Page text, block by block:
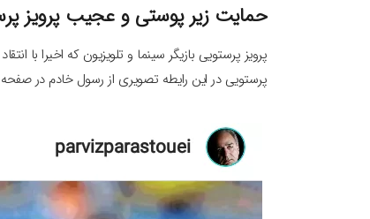
حمایت زیر پوستی و عجیب پرویز
پرویز پرستویی بازیگر سینما و تلویزیون که اخیرا با
پرستویی در این رایطه تصویری از رسول خادم در